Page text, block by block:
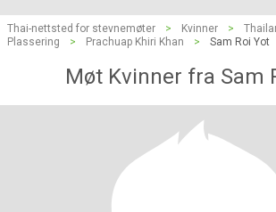
Thai-nettsted for stevnemøter > Kvinner >
Plassering
> Prachuap Khiri Khan > Sam Roi Yot
Møt Kvinner fra Sam